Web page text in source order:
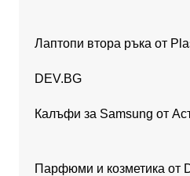
Лаптопи втора ръка от
DEV.BG
Калъфи за Samsung от
Парфюми и козметика от